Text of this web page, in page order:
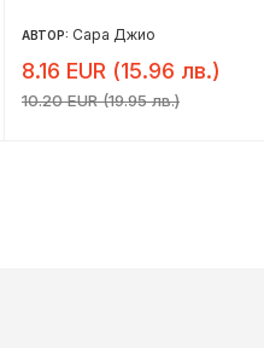
АВТОР: Сара Джио
8.16 EUR (15.96 лв.)
10.20 EUR (19.95 лв.)